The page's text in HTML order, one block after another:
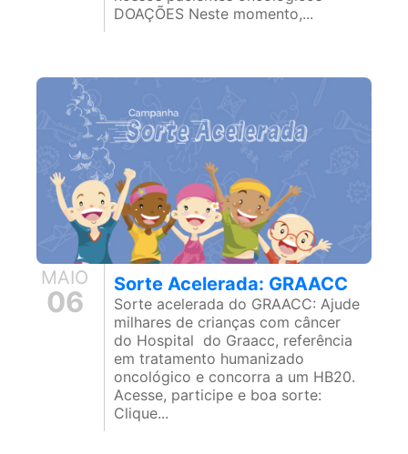
DOAÇÕES Neste momento,...
MAIO
06
Sorte Acelerada: GRAACC
Sorte acelerada do GRAACC: Ajude
milhares de crianças com câncer
do Hospital do Graacc, referência
em tratamento humanizado
oncológico e concorra a um HB20.
Acesse, participe e boa sorte:
Clique...